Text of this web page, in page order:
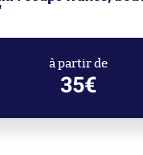
à partir de
35€